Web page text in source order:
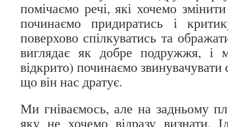
помічаємо речі, які хочемо
починаємо придиратись і
поверхово спілкуватись та
виглядає як добре подружжя, і
відкрито) починаємо звинувачувати
що він нас дратує.
Ми гніваємось, але на задньому
яку не хочемо відразу визнати.